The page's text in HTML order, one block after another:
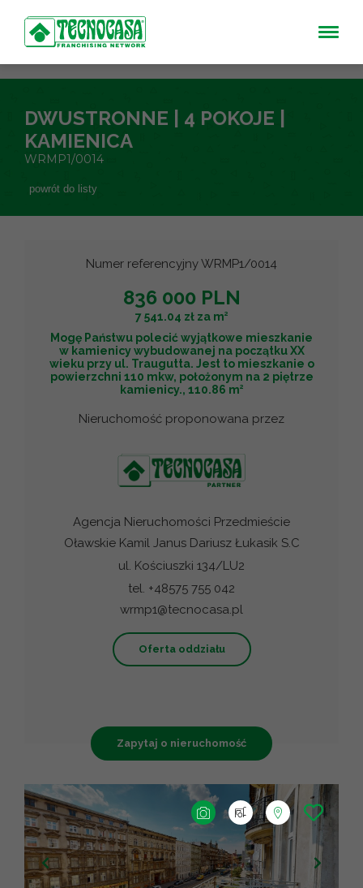
DWUSTRONNE | 4 POKOJE |
KAMIENICA
WRMP1/0014
powrót do listy
Numer referencyjny WRMP1/0014
836 000 PLN
7 541.04 zł za m2
Mogę Państwu polecić wyjątkowe mieszkanie
w kamienicy wybudowanej na początku XX
wieku przy ul. Traugutta. Jest to mieszkanie o
powierzchni 110 mkw, położonym na 2 piętrze
kamienicy., 110.86 m2
Nieruchomość proponowana przez
Agencja Nieruchomości Przedmieście
Oławskie Kamil Janus Dariusz Łukasik S.C
ul. Kościuszki 134/LU2
tel. +48575 755 042
wrmp1@tecnocasa.pl
Oferta oddziału
Zapytaj o nieruchomość
+
−